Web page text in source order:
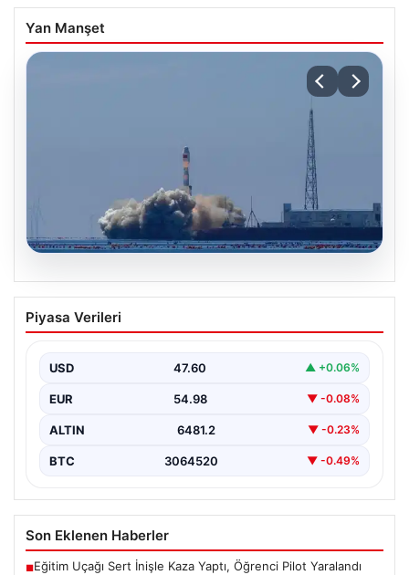
Yan Manşet
Çin, 2 hiperspektral görüntüleme
uydusunu denizden uzaya fırlattı
Piyasa Verileri
USD 47.60 ▲ +0.06%
EUR 54.98 ▼ -0.08%
ALTIN 6481.2 ▼ -0.23%
BTC 3064520 ▼ -0.49%
Son Eklenen Haberler
■Eğitim Uçağı Sert İnişle Kaza Yaptı, Öğrenci Pilot Yaralandı